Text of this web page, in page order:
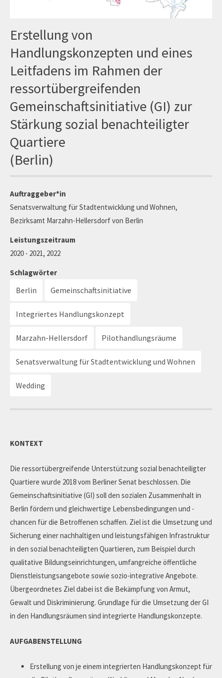
Erstellung von
Handlungskonzepten und eines
Leitfadens im Rahmen der
ressortübergreifenden
Gemeinschaftsinitiative (GI) zur
Stärkung sozial benachteiligter
Quartiere
(Berlin)
Auftraggeber*in
Senatsverwaltung für Stadtentwicklung und Wohnen,
Bezirksamt Marzahn-Hellersdorf von Berlin
Leistungszeitraum
2020 - 2021, 2022
Schlagwörter
Berlin Gemeinschaftsinitiative
Integriertes Handlungskonzept
Marzahn-Hellersdorf Pilothandlungsräume
Senatsverwaltung für Stadtentwicklung und Wohnen
Wedding
KONTEXT
Die ressortübergreifende Unterstützung sozial benachteiligter
Quartiere wurde 2018 vom Berliner Senat beschlossen. Die
Gemeinschaftsinitiative (GI) soll den sozialen Zusammenhalt in
Berlin fördern und gleichwertige Lebensbedingungen und -
chancen für die Betroffenen schaffen. Ziel ist die Umsetzung und
Sicherung einer nachhaltigen und leistungsfähigen Infrastruktur
in den sozial benachteiligten Quartieren, zum Beispiel durch
qualitative Bildungseinrichtungen, umfangreiche öffentliche
Dienstleistungsangebote sowie sozio-integrative Angebote.
Übergeordnetes Ziel dabei ist die Bekämpfung von Armut,
Gewalt und Diskriminierung. Grundlage für die Umsetzung der GI
in den Handlungsräumen sind integrierte Handlungskonzepte.
AUFGABENSTELLUNG
Erstellung von je einem integrierten Handlungskonzept für